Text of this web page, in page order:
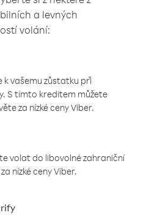
a levných
volání:
k vašemu zůstatku při
S tímto kreditem můžete
za nízké ceny Viber.
volat do libovolné zahraniční
nízké ceny Viber.